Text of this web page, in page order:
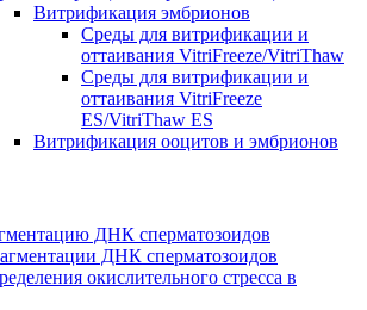
Витрификация эмбрионов
Среды для витрификации и
оттаивания VitriFreeze/VitriThaw
Среды для витрификации и
оттаивания VitriFreeze
ES/VitriThaw ES
Витрификация ооцитов и эмбрионов
ДНК сперматозоидов
ДНК сперматозоидов
окислительного стресса в